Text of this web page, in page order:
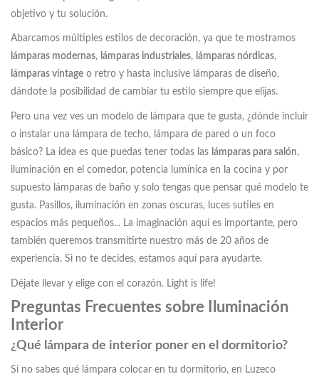
objetivo y tu solución.
Abarcamos múltiples estilos de decoración, ya que te mostramos
lámparas modernas, lámparas industriales, lámparas nórdicas,
lámparas vintage o retro y hasta inclusive lámparas de diseño,
dándote la posibilidad de cambiar tu estilo siempre que elijas.
Pero una vez ves un modelo de lámpara que te gusta, ¿dónde incluir
o instalar una lámpara de techo, lámpara de pared o un foco
básico? La idea es que puedas tener todas las lámparas para salón,
iluminación en el comedor, potencia lumínica en la cocina y por
supuesto lámparas de baño y solo tengas que pensar qué modelo te
gusta. Pasillos, iluminación en zonas oscuras, luces sutiles en
espacios más pequeños... La imaginación aquí es importante, pero
también queremos transmitirte nuestro más de 20 años de
experiencia. Si no te decides, estamos aquí para ayudarte.
Déjate llevar y elige con el corazón. Light is life!
Preguntas Frecuentes sobre Iluminación
Interior
¿Qué lámpara de interior poner en el dormitorio?
Si no sabes qué lámpara colocar en tu dormitorio, en Luzeco